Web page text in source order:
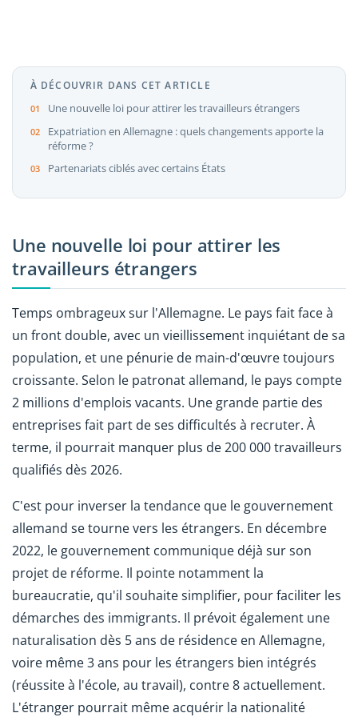
À DÉCOUVRIR DANS CET ARTICLE
Une nouvelle loi pour attirer les travailleurs étrangers
Expatriation en Allemagne : quels changements apporte la
réforme ?
Partenariats ciblés avec certains États
Une nouvelle loi pour attirer les
travailleurs étrangers
Temps ombrageux sur l'Allemagne. Le pays fait face à
un front double, avec un vieillissement inquiétant de sa
population, et une pénurie de main-d'œuvre toujours
croissante. Selon le patronat allemand, le pays compte
2 millions d'emplois vacants. Une grande partie des
entreprises fait part de ses difficultés à recruter. À
terme, il pourrait manquer plus de 200 000 travailleurs
qualifiés dès 2026.
C'est pour inverser la tendance que le gouvernement
allemand se tourne vers les étrangers. En décembre
2022, le gouvernement communique déjà sur son
projet de réforme. Il pointe notamment la
bureaucratie, qu'il souhaite simplifier, pour faciliter les
démarches des immigrants. Il prévoit également une
naturalisation dès 5 ans de résidence en Allemagne,
voire même 3 ans pour les étrangers bien intégrés
(réussite à l'école, au travail), contre 8 actuellement.
L'étranger pourrait même acquérir la nationalité